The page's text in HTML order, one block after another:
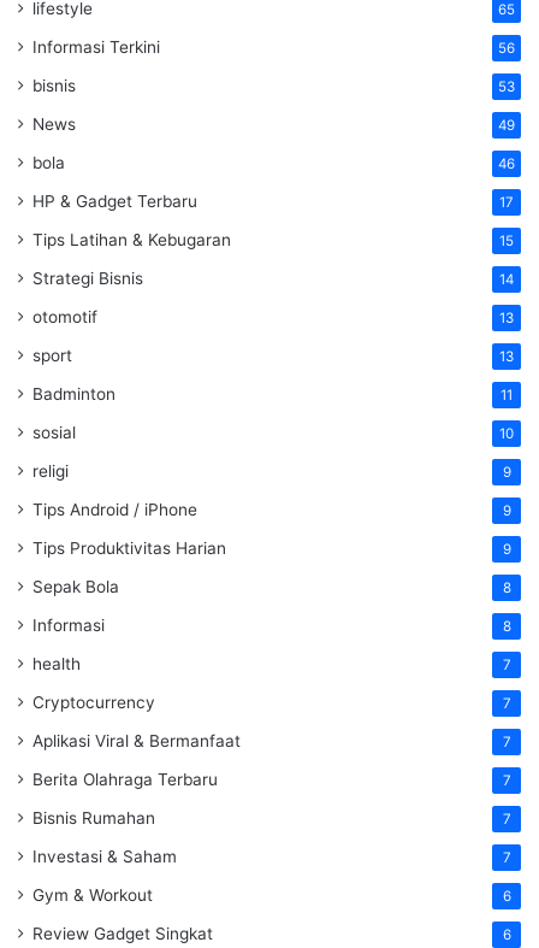
lifestyle 65
Informasi Terkini 56
bisnis 53
News 49
bola 46
HP & Gadget Terbaru 17
Tips Latihan & Kebugaran 15
Strategi Bisnis 14
otomotif 13
sport 13
Badminton 11
sosial 10
religi 9
Tips Android / iPhone 9
Tips Produktivitas Harian 9
Sepak Bola 8
Informasi 8
health 7
Cryptocurrency 7
Aplikasi Viral & Bermanfaat 7
Berita Olahraga Terbaru 7
Bisnis Rumahan 7
Investasi & Saham 7
Gym & Workout 6
Review Gadget Singkat 6